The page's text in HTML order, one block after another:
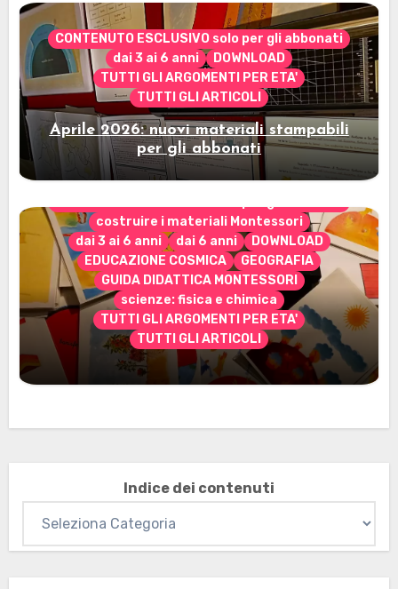
CONTENUTO ESCLUSIVO solo per gli abbonati
dai 3 ai 6 anni
DOWNLOAD
TUTTI GLI ARGOMENTI PER ETA'
TUTTI GLI ARTICOLI
Aprile 2026: nuovi materiali stampabili
per gli abbonati
costruire i materiali Montessori
dai 3 ai 6 anni
dai 6 anni
DOWNLOAD
EDUCAZIONE COSMICA
GEOGRAFIA
GUIDA DIDATTICA MONTESSORI
scienze: fisica e chimica
TUTTI GLI ARGOMENTI PER ETA'
TUTTI GLI ARTICOLI
Marzo 2026: nuovi materiali stampabili
per gli abbonati
Indice dei contenuti